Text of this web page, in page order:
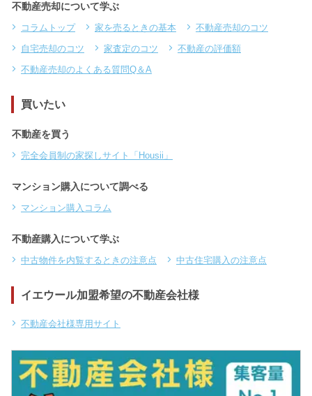
不動産売却について学ぶ
コラムトップ 家を売るときの基本
不動産売却のコツ
自宅売却のコツ
家査定のコツ
不動産の評価額
不動産売却のよくある質問Q＆A
買いたい
不動産を買う
完全会員制の家探しサイト「Housii」
マンション購入について調べる
マンション購入コラム
不動産購入について学ぶ
中古物件を内覧するときの注意点 中古住宅購入の注意点
イエウール加盟希望の不動産会社様
不動産会社様専用サイト